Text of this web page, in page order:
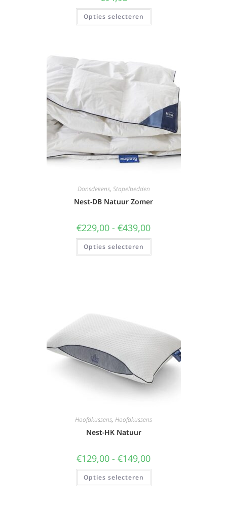
Opties selecteren
Donsdekens, Stapelbedden
Nest-DB Natuur Zomer
€229,00 - €439,00
Opties selecteren
Hoofdkussens, Hoofdkussens
Nest-HK Natuur
€129,00 - €149,00
Opties selecteren